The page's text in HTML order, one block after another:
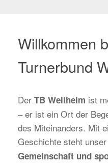
Willkommen
Turnerbund
Der TB Weilheim ist
– er ist ein Ort der
des Miteinanders. Mit
Geschichte steht
Gemeinschaft und